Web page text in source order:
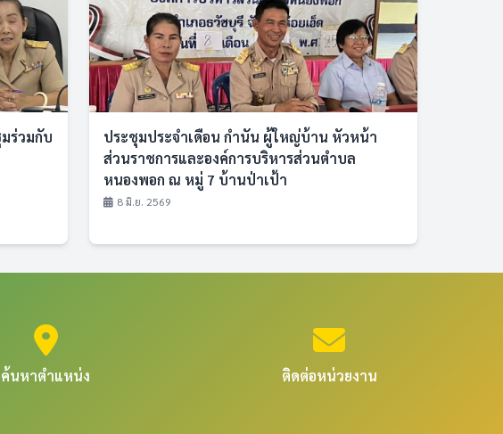
ร่วมกับ
ประชุมประจำเดือน กำนัน ผู้ใหญ่บ้าน หัวหน้า
ส่วนราชการและองค์การบริหารส่วนตำบล
หนองพอก ณ หมู่ 7 บ้านป่าเป้า
8 มิ.ย. 2569
ค้นหาตำแหน่ง ติดต่อหน่วยงาน